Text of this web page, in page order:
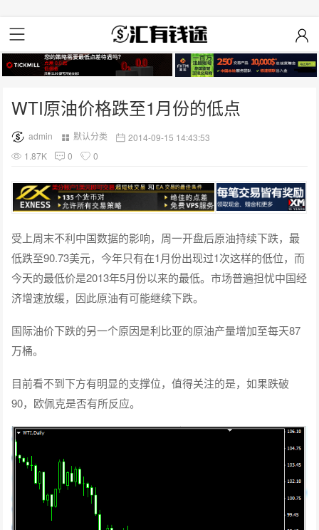
WTI原油价格跌至1月份的低点
admin 默认分类
2014-09-15 14:43:53
1.87K
0 0
受上周末不利中国数据的影响，周一开盘后原油持续下跌，最
低跌至90.73美元，今年只有在1月份出现过1次这样的低位，而
今天的最低价是2013年5月份以来的最低。市场普遍担忧中国经
济增速放缓，因此原油有可能继续下跌。
国际油价下跌的另一个原因是利比亚的原油产量增加至每天87
万桶。
目前看不到下方有明显的支撑位，值得关注的是，如果跌破
90，欧佩克是否有所反应。